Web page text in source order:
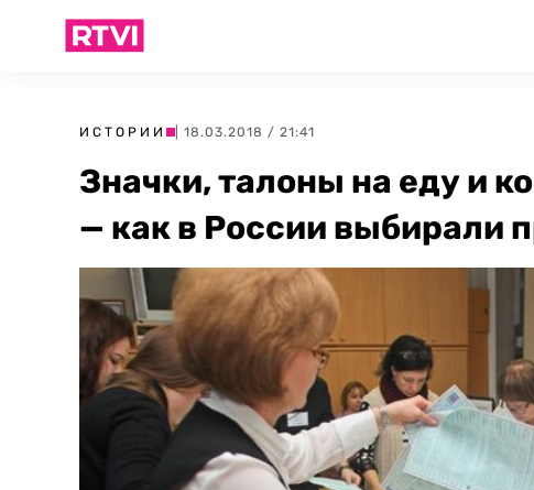
ИСТОРИИ | 18.03.2018 / 21:41
Значки, талоны на еду и
— как в России выбирали